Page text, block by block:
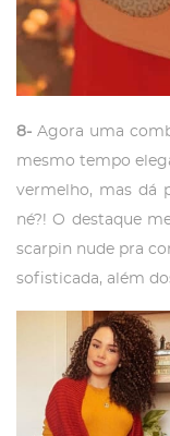
8- Agora uma
mesmo tempo
vermelho, mas dá
né?! O destaque
scarpin nude pra
sofisticada, além